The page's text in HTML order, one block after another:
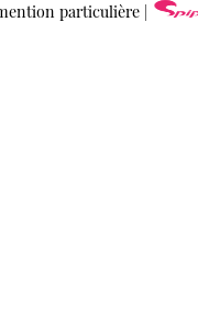
particulière |